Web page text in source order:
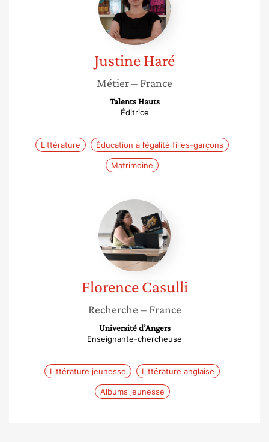
JustineHaré
Métier– France
Talents Hauts
Éditrice
Littérature Éducation à l’égalité filles-garçons
Matrimoine
Florence
Casulli
Florence Casulli
Recherche – France
Université d’Angers
Enseignante-chercheuse
Littérature jeunesse Littérature anglaise
Albums jeunesse